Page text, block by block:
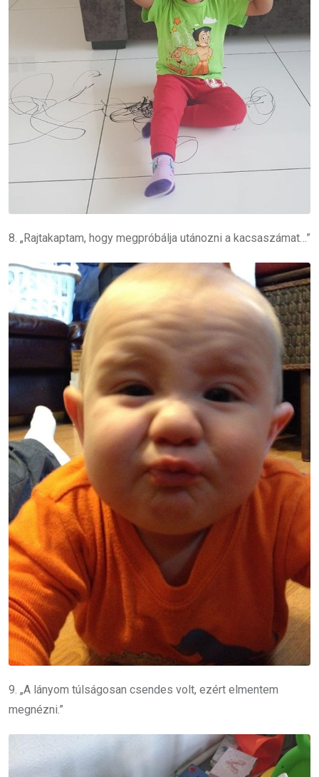
8. „Rajtakaptam, hogy megpróbálja utánozni a kacsaszámat…”
9. „A lányom túlságosan csendes volt, ezért elmentem
megnézni.”